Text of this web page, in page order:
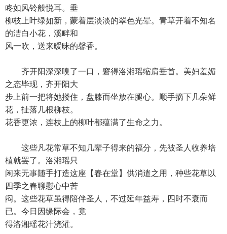
咚如风铃般悦耳。垂
柳枝上叶绿如新，蒙着层淡淡的翠色光晕。青草开着不知名
的洁白小花，溪畔和
风一吹，送来暧昧的馨香。
齐开阳深深嗅了一口，窘得洛湘瑶缩肩垂首。美妇羞媚
之态毕现，齐开阳大
步上前一把将她搂住，盘膝而坐放在腿心。顺手摘下几朵鲜
花，扯落几根柳枝。
花香更浓，连枝上的柳叶都蕴满了生命之力。
这些凡花常草不知几辈子得来的福分，先被圣人收养培
植就罢了。洛湘瑶只
闲来无事随手打造这座【春在堂】供消遣之用，种些花草以
四季之春聊慰心中苦
闷。这些花草虽得陪伴圣人，不过延年益寿，四时不衰而
已。今日因缘际会，竟
得洛湘瑶花汁浇灌。